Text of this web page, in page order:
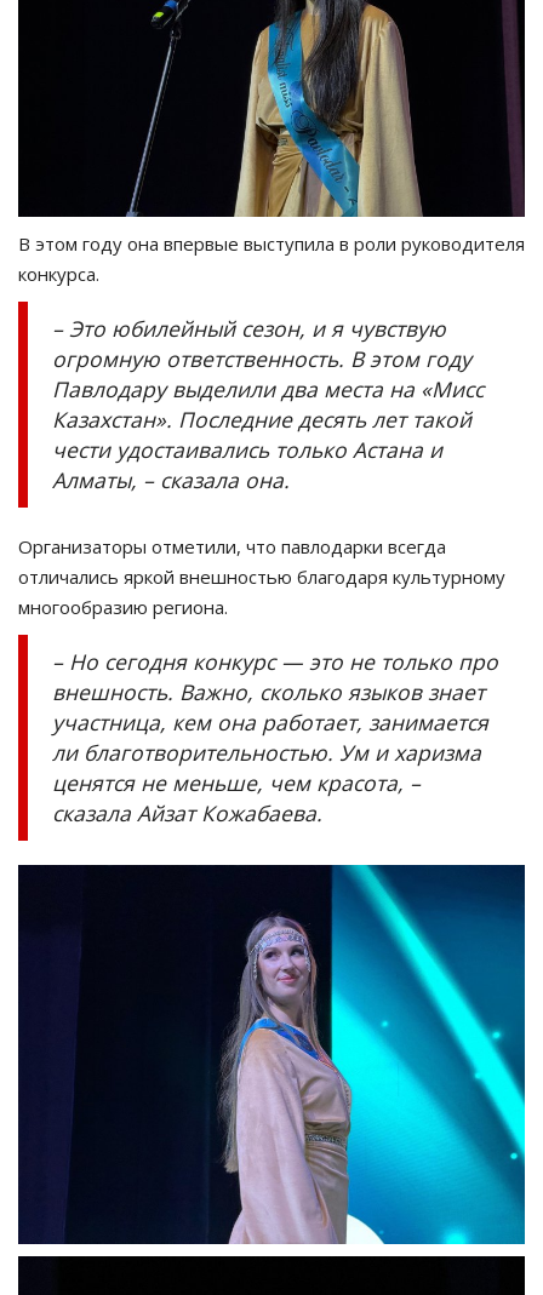
В этом году она впервые выступила в роли руководителя
конкурса.
– Это юбилейный сезон, и я чувствую
огромную ответственность. В этом году
Павлодару выделили два места на «Мисс
Казахстан». Последние десять лет такой
чести удостаивались только Астана и
Алматы, – сказала она.
Организаторы отметили, что павлодарки всегда
отличались яркой внешностью благодаря культурному
многообразию региона.
– Но сегодня конкурс — это не только про
внешность. Важно, сколько языков знает
участница, кем она работает, занимается
ли благотворительностью. Ум и харизма
ценятся не меньше, чем красота, –
сказала Айзат Кожабаева.